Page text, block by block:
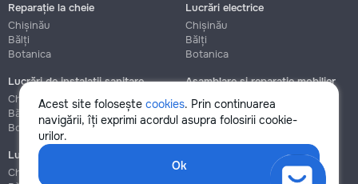
Acest site folosește cookies. Prin continuarea
navigării, îți exprimi acordul asupra folosirii cookie-
urilor.
Ok
Reparație la cheie
Chișinău
Bălți
Botanica
Lucrări electrice
Chișinău
Bălți
Botanica
Lucrări de instalații sanitare
Chișinău
Bălți
Botanica
Asamblare și reparație mobilier
Chișinău
Botanica
Lucrări de construcție și instalare
Chișinău